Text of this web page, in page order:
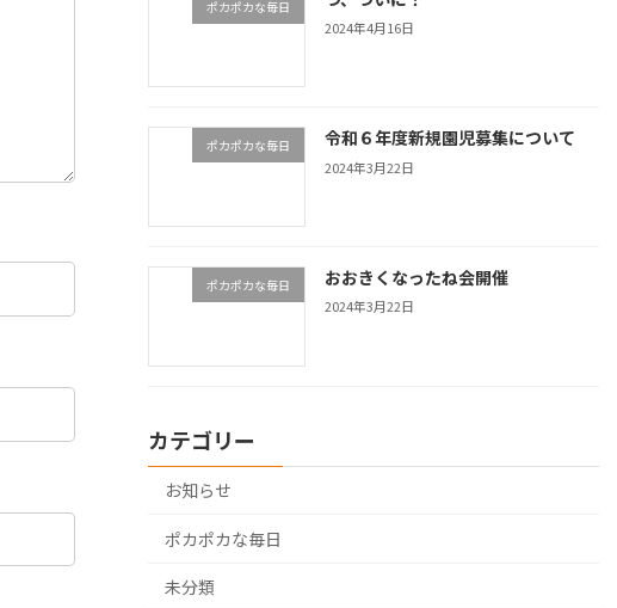
ポカポカな毎日
2024年4月16日
ポカポカな毎日 令和６年度新規園児募集について
2024年3月22日
ポカポカな毎日 おおきくなったね会開催
2024年3月22日
カテゴリー
お知らせ
ポカポカな毎日
未分類